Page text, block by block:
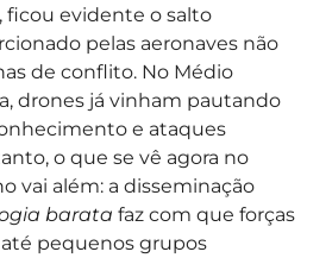
ficou evidente o salto
pelas aeronaves não
de conflito. No Médio
drones já vinham pautando
e ataques
o que se vê agora no
vai além: a disseminação
barata faz com que forças
pequenos grupos